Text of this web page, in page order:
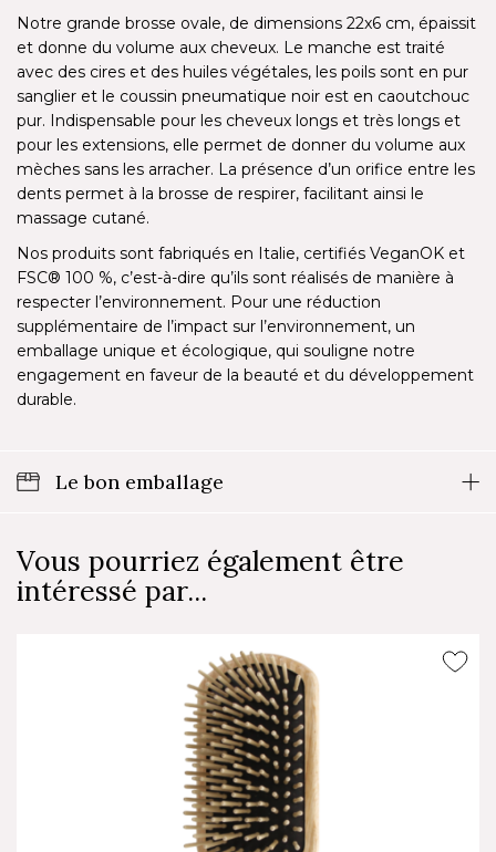
Notre grande brosse ovale, de dimensions 22x6 cm, épaissit
et donne du volume aux cheveux. Le manche est traité
avec des cires et des huiles végétales, les poils sont en pur
sanglier et le coussin pneumatique noir est en caoutchouc
pur. Indispensable pour les cheveux longs et très longs et
pour les extensions, elle permet de donner du volume aux
mèches sans les arracher. La présence d’un orifice entre les
dents permet à la brosse de respirer, facilitant ainsi le
massage cutané.
Nos produits sont fabriqués en Italie, certifiés VeganOK et
FSC® 100 %, c’est-à-dire qu’ils sont réalisés de manière à
respecter l’environnement. Pour une réduction
supplémentaire de l’impact sur l’environnement, un
emballage unique et écologique, qui souligne notre
engagement en faveur de la beauté et du développement
durable.
Le bon emballage
Vous pourriez également être
intéressé par...